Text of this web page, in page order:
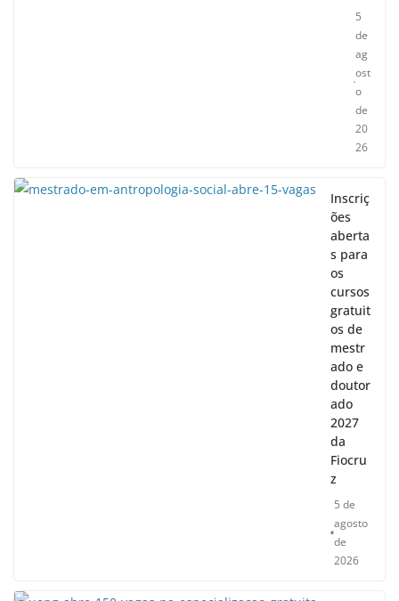
5
de
ag
ost
o
de
20
26
Inscriç
ões
aberta
s para
os
cursos
gratuit
os de
mestr
ado e
doutor
ado
2027
da
Fiocru
z
5 de
agosto
de
2026